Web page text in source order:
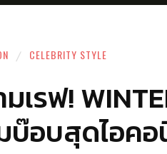
CELEBRITY STYLE
เรฟ!
อบสุดไอคอ